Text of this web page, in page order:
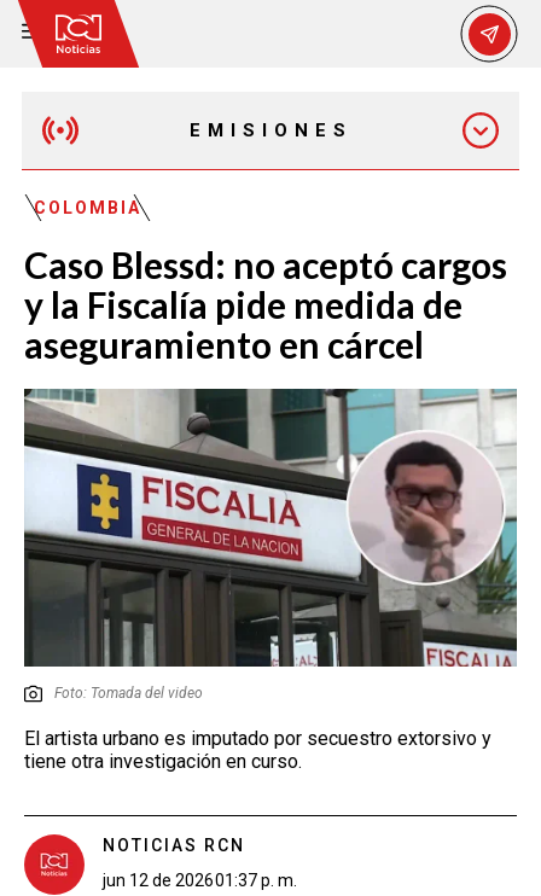
EMISIONES
EMISIÓN 12:30 PM
EMISIÓN 7:00 PM
EMISIÓN 11:30 PM
COLOMBIA
Caso Blessd: no aceptó cargos
y la Fiscalía pide medida de
aseguramiento en cárcel
Foto: Tomada del video
El artista urbano es imputado por secuestro extorsivo y
tiene otra investigación en curso.
NOTICIAS RCN
jun 12 de 202601:37 p. m.